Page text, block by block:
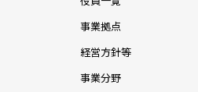
事業拠点
経営方針等
事業分野